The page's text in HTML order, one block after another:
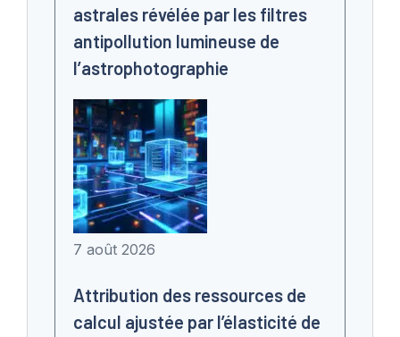
astrales révélée par les filtres
antipollution lumineuse de
l’astrophotographie
7 août 2026
Attribution des ressources de
calcul ajustée par l’élasticité de